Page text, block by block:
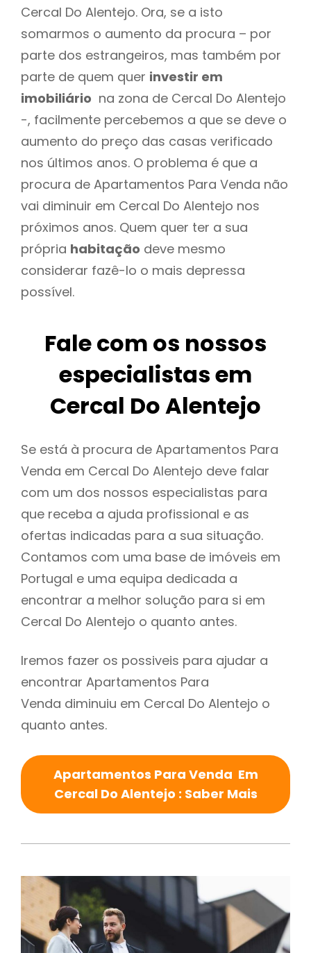
Cercal Do Alentejo. Ora, se a isto
somarmos o aumento da procura – por
parte dos estrangeiros, mas também por
parte de quem quer investir em
imobiliário na zona de Cercal Do Alentejo
-, facilmente percebemos a que se deve o
aumento do preço das casas verificado
nos últimos anos. O problema é que a
procura de Apartamentos Para Venda não
vai diminuir em Cercal Do Alentejo nos
próximos anos. Quem quer ter a sua
própria habitação deve mesmo
considerar fazê-lo o mais depressa
possível.
Fale com os nossos
especialistas em
Cercal Do Alentejo
Se está à procura de Apartamentos Para
Venda em Cercal Do Alentejo deve falar
com um dos nossos especialistas para
que receba a ajuda profissional e as
ofertas indicadas para a sua situação.
Contamos com uma base de imóveis em
Portugal e uma equipa dedicada a
encontrar a melhor solução para si em
Cercal Do Alentejo o quanto antes.
Iremos fazer os possiveis para ajudar a
encontrar Apartamentos Para
Venda diminuiu em Cercal Do Alentejo o
quanto antes.
Apartamentos Para Venda Em
Cercal Do Alentejo : Saber Mais